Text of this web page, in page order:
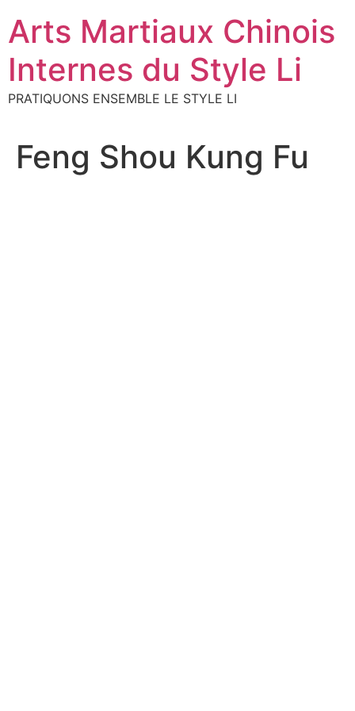
au
contenu
Arts Martiaux Chinois
Internes du Style Li
PRATIQUONS ENSEMBLE LE STYLE LI
Feng Shou Kung Fu